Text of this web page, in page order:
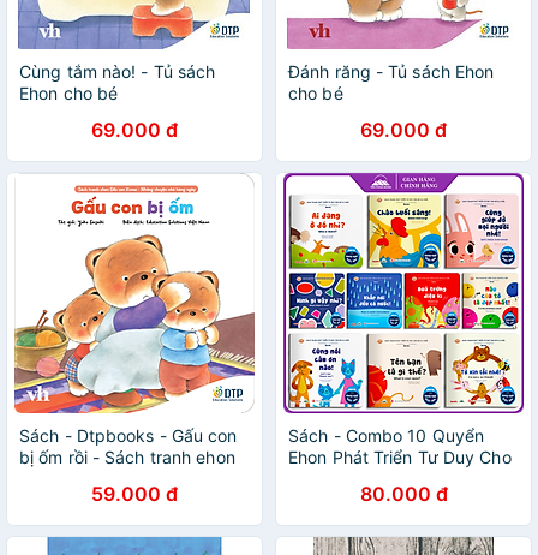
Cùng tắm nào! - Tủ sách
Ehon cho bé
69.000 đ
Đánh răng - Tủ sách Ehon
cho bé
69.000 đ
Sách - Dtpbooks - Gấu con
bị ốm rồi - Sách tranh ehon
chuyện nhỏ hàng ngày
59.000 đ
Sách - Combo 10 Quyển
Ehon Phát Triển Tư Duy Cho
Việt Anh CHo Bé
80.000 đ